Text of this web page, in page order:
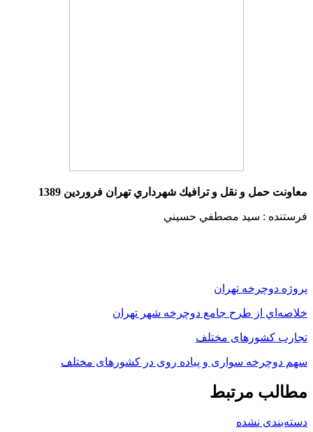
معاونت حمل و نقل و ترافيك شهرداري تهران فروردين 1389
فرستنده : سيد مصطفي حسيني
پروژه دوچرخه تهران
خلاصه‌‌اي از طرح جامع دوچرخه شهر تهران
تجارب کشورهای مختلف
سهم دوچرخه سواری و پیاده روی در کشورهای مختلف
مطالب مرتبط
دسته‌بندی نشده